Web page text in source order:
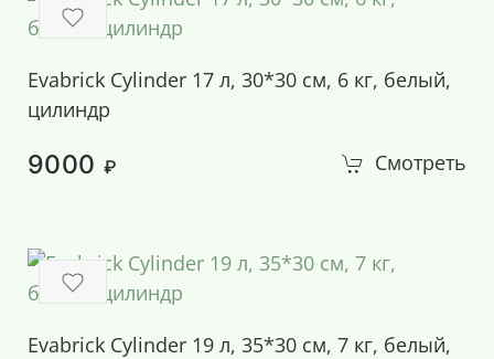
Evabrick Cylinder 17 л, 30*30 см, 6 кг, белый,
цилиндр
9000 ₽ Смотреть
Evabrick Cylinder 19 л, 35*30 см, 7 кг, белый,